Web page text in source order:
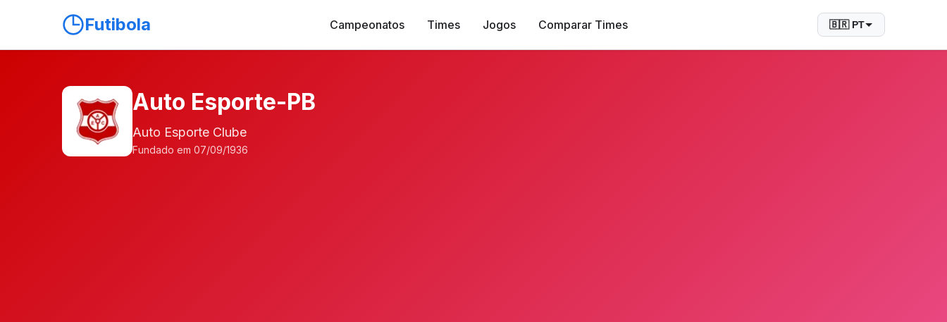
Futibola Campeonatos Times Jogos Comparar Times 🇧🇷 PT
Auto Esporte-PB
Auto Esporte Clube
Fundado em 07/09/1936